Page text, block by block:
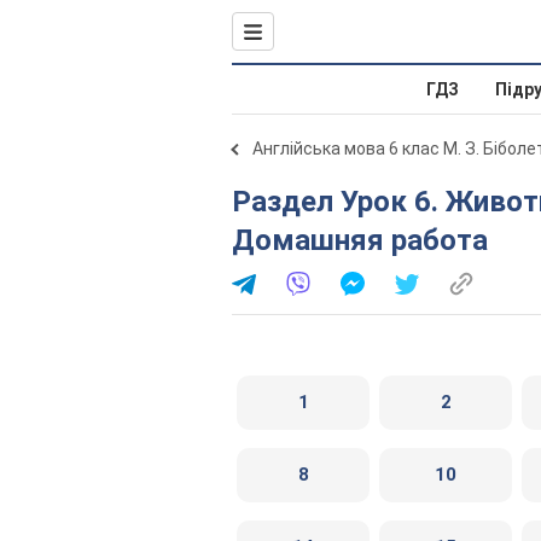
ГДЗ
Англійська мова 6 клас М. З.
Раздел Урок 6. Животные в нашей жизни. Раздел 5.
Домашняя работа
1 2
8 10